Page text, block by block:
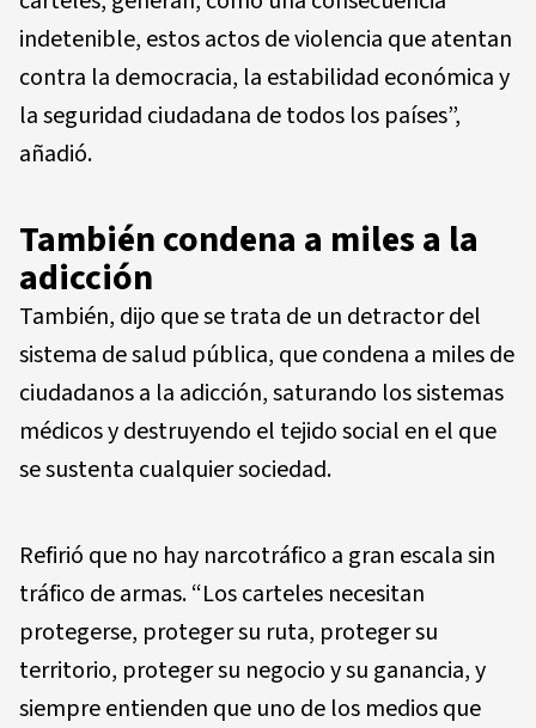
indetenible, estos actos de violencia que atentan
contra la democracia, la estabilidad económica y
la seguridad ciudadana de todos los países”,
añadió.
También condena a miles a la
adicción
También, dijo que se trata de un detractor del
sistema de salud pública, que condena a miles de
ciudadanos a la adicción, saturando los sistemas
médicos y destruyendo el tejido social en el que
se sustenta cualquier sociedad.
Refirió que no hay narcotráfico a gran escala sin
tráfico de armas. “Los carteles necesitan
protegerse, proteger su ruta, proteger su
territorio, proteger su negocio y su ganancia, y
siempre entienden que uno de los medios que